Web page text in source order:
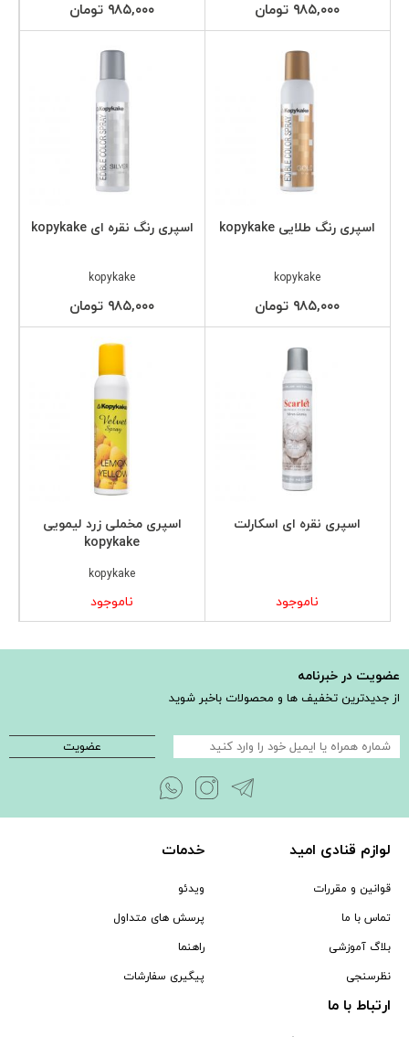
۹۸۵,۰۰۰ تومان ۹۸۵,۰۰۰ تومان
اسپری رنگ طلایی kopykake
kopykake
۹۸۵,۰۰۰ تومان
اسپری رنگ نقره ای kopykake
kopykake
۹۸۵,۰۰۰ تومان
اسپری نقره ای اسکارلت
ناموجود
اسپری مخملی زرد لیمویی
kopykake
kopykake
ناموجود
عضویت در خبرنامه
از جدیدترین تخفیف ها و محصولات باخبر شوید
عضویت
لوازم قنادی امید
قوانین و مقررات
تماس با ما
بلاگ آموزشی
نظرسنجی
خدمات
ویدئو
پرسش های متداول
راهنما
پیگیری سفارشات
ارتباط با ما